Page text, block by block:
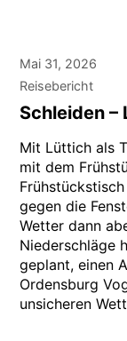
Mai 31, 2026
Reisebericht
Schleiden –
Mit Lüttich als
mit dem
gegen die
Wetter dann
Niederschläge
geplant, einen
Ordensburg
unsicheren